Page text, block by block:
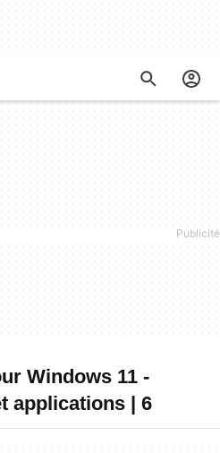
Windows 11 -
applications | 6